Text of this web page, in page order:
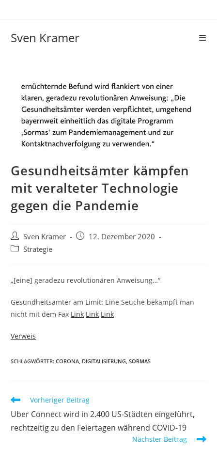
Sven Kramer
Gesundheitsämter kämpfen
mit veralteter Technologie
gegen die Pandemie
Sven Kramer
12. Dezember 2020
Strategie
„[eine] geradezu revolutionären Anweisung…“
Gesundheitsämter am Limit: Eine Seuche bekämpft man
nicht mit dem Fax Link Link Link
Verweis
SCHLAGWÖRTER:CORONA DIGITALISIERUNG SORMAS
Vorheriger Beitrag
Uber Connect wird in 2.400 US-Städten eingeführt,
rechtzeitig zu den Feiertagen während COVID-19
Nächster Beitrag